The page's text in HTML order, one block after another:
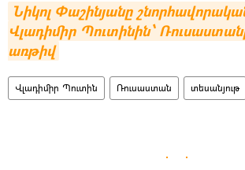
Նիկոլ Փաշինյանը
Վլադիմիր Պուտինին՝
առթիվ
Վլադիմիր Պուտին Ռուսաստան տեսանյութ